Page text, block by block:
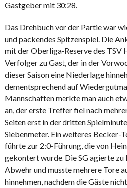
Gastgeber mit 30:28.
Das Drehbuch vor der Partie war
und packendes Spitzenspiel. Die
mit der Oberliga-Reserve des TSV
Verfolger zu Gast, der in der
dieser Saison eine Niederlage
dementsprechend auf
Mannschaften merkte man auch
an, der erste Treffer fiel nach
Seiten erst in der dritten
Siebenmeter. Ein weiteres Becker-
führte zur 2:0-Führung, die von
gekontert wurde. Die SG agierte zu
Abwehr und musste mehrere Tore
hinnehmen, nachdem die Gäste